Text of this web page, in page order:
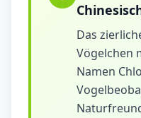
Das
Vögelchen
Namen